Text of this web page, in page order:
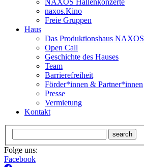
NAXOS Hallenkonzerte
naxos.Kino
Freie Gruppen
Haus
Das Produktionshaus NAXOS
Open Call
Geschichte des Hauses
Team
Barrierefreiheit
Förder*innen & Partner*innen
Presse
Vermietung
Kontakt
search
Folge uns:
Facebook